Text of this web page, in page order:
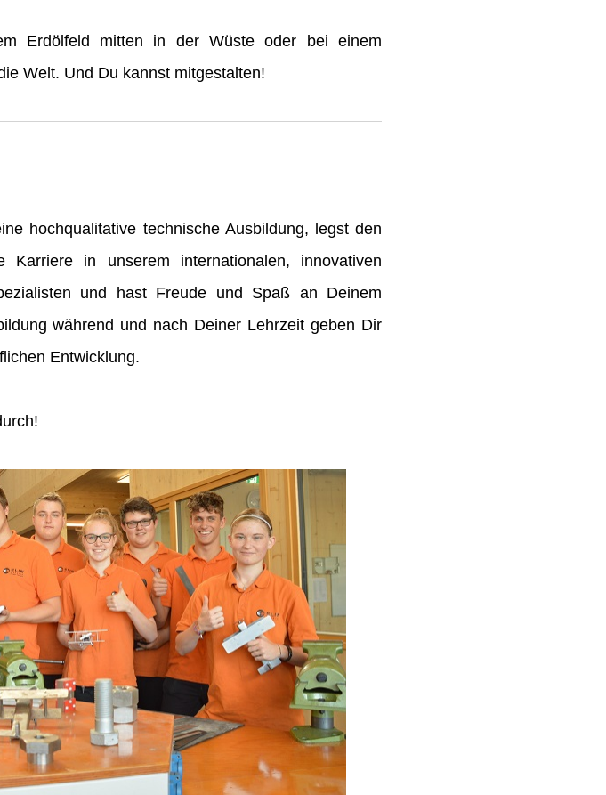
Erdölfeld mitten in der Wüste oder bei einem
Welt. Und Du kannst mitgestalten!
hochqualitative technische Ausbildung, legst den
Karriere in unserem internationalen, innovativen
und hast Freude und Spaß an Deinem
während und nach Deiner Lehrzeit geben Dir
Entwicklung.